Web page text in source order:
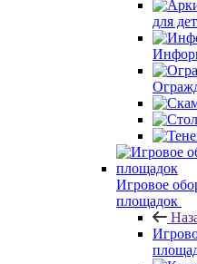
для
Игровое
площадок